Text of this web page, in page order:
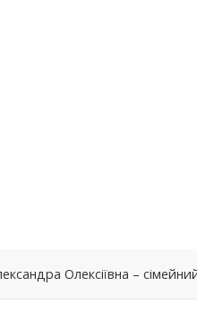
Олексіївна –